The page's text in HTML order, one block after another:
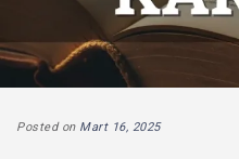
Posted on Mart 16, 2025